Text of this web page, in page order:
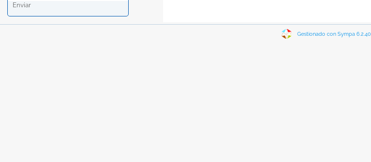
Enviar
Gestionado con Sympa 6.2.40